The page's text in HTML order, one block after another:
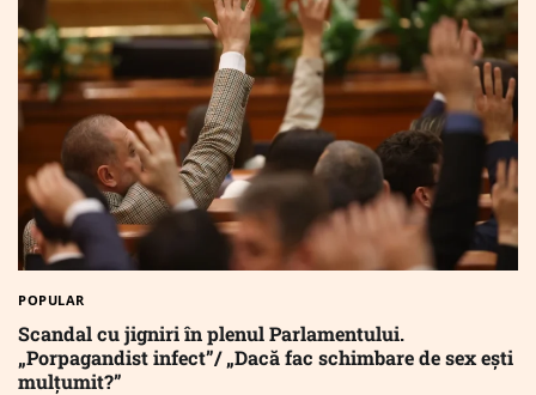
POPULAR
Scandal cu jigniri în plenul Parlamentului.
„Porpagandist infect”/ „Dacă fac schimbare de sex ești
mulțumit?”